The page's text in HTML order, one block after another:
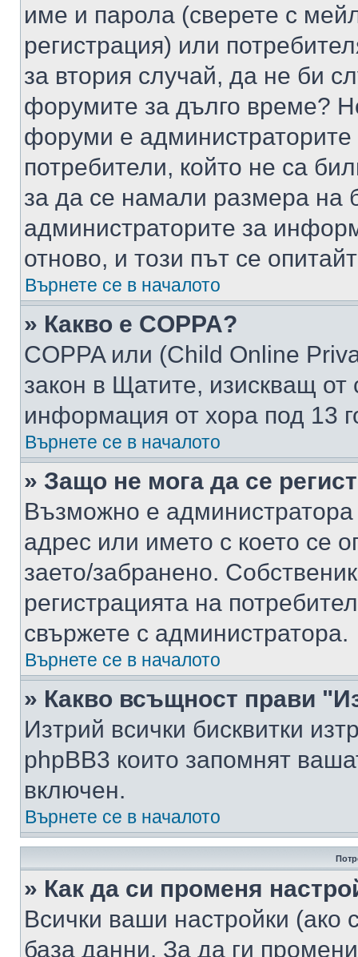
име и парола (сверете с
регистрация) или
за втория случай, да не би
форумите за дълго време?
форуми е администраторите
потребители, който не са
за да се намали размера на
администраторите за
отново, и този път се
Върнете се в началото
» Какво е COPPA?
COPPA или (Child Online
закон в Щатите, изискващ от
информация от хора под 13
Върнете се в началото
» Защо не мога да се
Възможно е
адрес или името с което се
заето/забранено.
регистрацията на
свържете с администратора.
Върнете се в началото
» Какво всъщност прави
Изтрий всички бисквитки
phpBB3 които запомнят
включен.
Върнете се в началото
» Как да си променя
Всички ваши настройки (ако
база данни. За да ги